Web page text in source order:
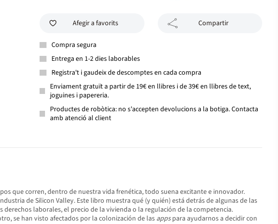
Afegir a favorits Compartir
Compra segura
Entrega en 1-2 dies laborables
Registra't i gaudeix de descomptes en cada compra
Enviament gratuït a partir de 19€ en llibres i de 39€ en llibres de text,
joguines i papereria.
Productes de robòtica: no s'accepten devolucions a la botiga. Contacta
amb atenció al client
que corren, dentro de nuestra vida frenética, todo suena excitante e innovador.
de Silicon Valley. Este libro muestra qué (y quién) está detrás de algunas de las
laborales, el precio de la vivienda o la regulación de la competencia.
se han visto afectados por la colonización de las appspara ayudarnos a decidir con